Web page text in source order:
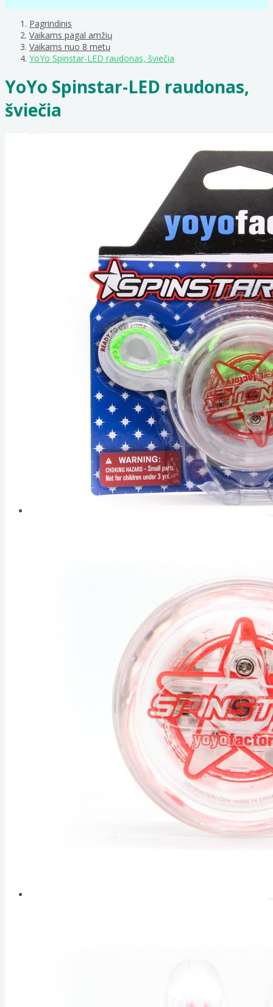
Pagrindinis
Vaikams pagal amžių
Vaikams nuo 8 metų
YoYo Spinstar-LED raudonas, šviečia
YoYo Spinstar-LED raudonas,
šviečia